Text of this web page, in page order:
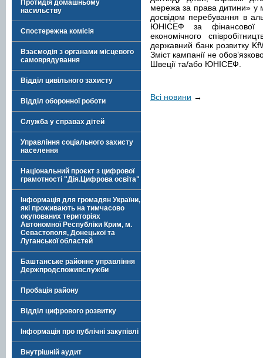
Протидія домашньому
насильству
Спостережна комісія
Взаємодія з органами місцевого
самоврядування
Відділ цивільного захисту
Відділ оборонної роботи
Служба у справах дітей
Управління соціального захисту
населення
Національний проєкт з цифрової
грамотності "Дія.Цифрова освіта"
Інформація для громадян України,
які проживають на тимчасово
окупованих територіях
Автономної Республіки Крим, м.
Севастополя, Донецької та
Луганської областей
Баштанське районне управління
Держпродспоживслужби
Пробація району
Відділ цифрового розвитку
Інформація про публічні закупівлі
Внутрішній аудит
мережа за права дитини» у
досвідом перебування в
ЮНІСЕФ за фінансової
економічного
державний банк розвитку
Зміст кампанії не
Швеції та/або ЮНІСЕФ.
Всі новини →